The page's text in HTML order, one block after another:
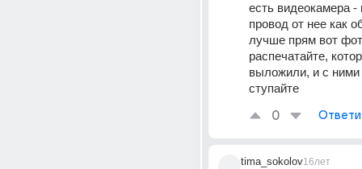
есть видеокамера -
провод от нее как
лучше прям вот
распечатайте,
выложили, и с ними
ступайте
0
tima_sokolov16лет